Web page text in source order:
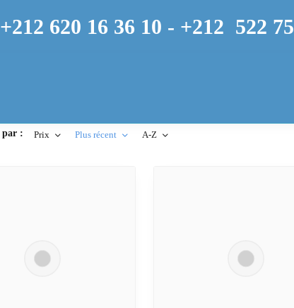
620 16 36 10 - +212 522
par : Prix Plus récent A-Z